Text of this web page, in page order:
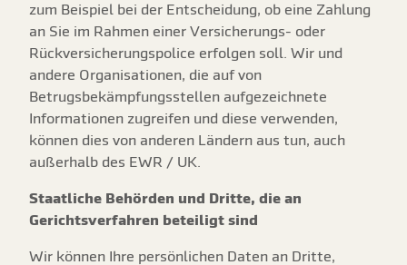
zum Beispiel bei der Entscheidung, ob eine Zahlung
an Sie im Rahmen einer Versicherungs- oder
Rückversicherungspolice erfolgen soll. Wir und
andere Organisationen, die auf von
Betrugsbekämpfungsstellen aufgezeichnete
Informationen zugreifen und diese verwenden,
können dies von anderen Ländern aus tun, auch
außerhalb des EWR / UK.
Staatliche Behörden und Dritte, die an
Gerichtsverfahren beteiligt sind
Wir können Ihre persönlichen Daten an Dritte,